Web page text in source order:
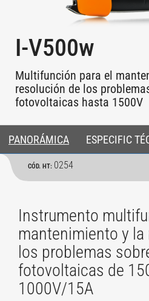
I-V500w
Multifunción para el
resolución de los
fotovoltaicas hasta 1500V
PANORÁMICA ESPECIFIC
CÓD. HT: 0254
Instrumento
mantenimiento y
los problemas
fotovoltaicas de
1000V/15A